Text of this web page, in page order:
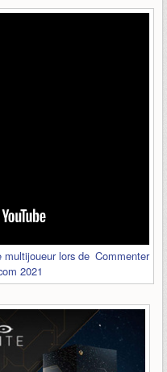
Commenter
multijoueur lors de
2021